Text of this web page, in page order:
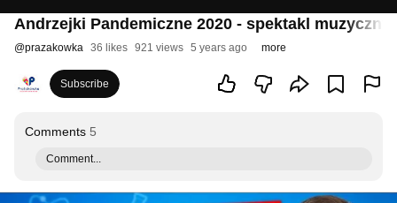
Andrzejki Pandemiczne 2020 - spektakl
@prazakowka 36 likes 921 views 5 years ago more
Subscribe
Comments 5
Comment...